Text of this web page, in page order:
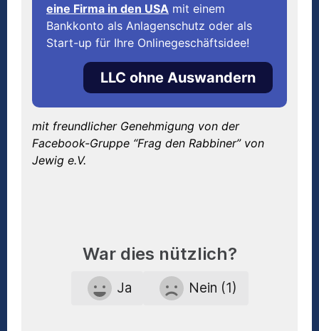
eine Firma in den USA mit einem
Bankkonto als Anlagenschutz oder als
Start-up für Ihre Onlinegeschäftsidee!
LLC ohne Auswandern
mit freundlicher Genehmigung von der
Facebook-Gruppe “Frag den Rabbiner” von
Jewig e.V.
War dies nützlich?
Ja Nein (1)